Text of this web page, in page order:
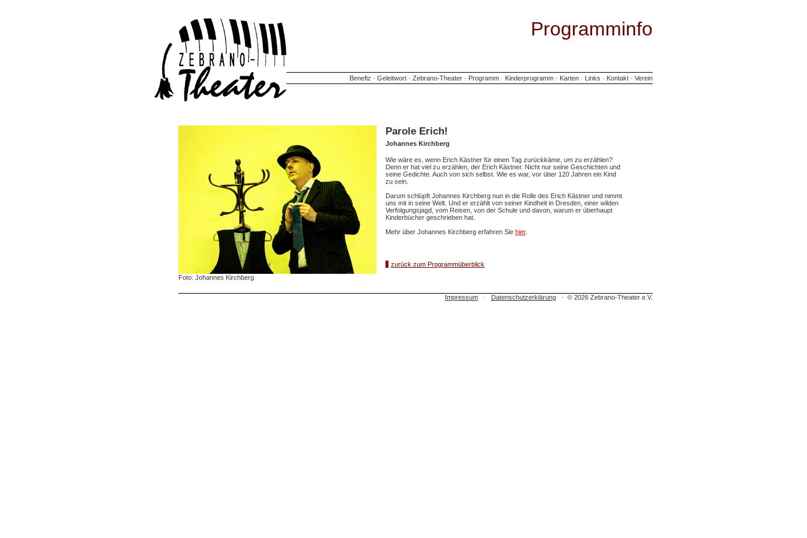
Programminfo
Benefiz · Geleitwort · Zebrano-Theater · Programm · Kinderprogramm · Karten · Links · Kontakt · Verein
Foto: Johannes Kirchberg
Parole Erich!
Johannes Kirchberg
Wie wäre es, wenn Erich Kästner für einen Tag zurückkäme, um zu erzählen?
Denn er hat viel zu erzählen, der Erich Kästner. Nicht nur seine Geschichten und
seine Gedichte. Auch von sich selbst. Wie es war, vor über 120 Jahren ein Kind
zu sein.
Darum schlüpft Johannes Kirchberg nun in die Rolle des Erich Kästner und nimmt
uns mit in seine Welt. Und er erzählt von seiner Kindheit in Dresden, einer wilden
Verfolgungsjagd, vom Reisen, von der Schule und davon, warum er überhaupt
Kinderbücher geschrieben hat.
Mehr über Johannes Kirchberg erfahren Sie hier.
zurück zum Programmüberblick
Impressum · Datenschutzerklärung · © 2026 Zebrano-Theater e.V.